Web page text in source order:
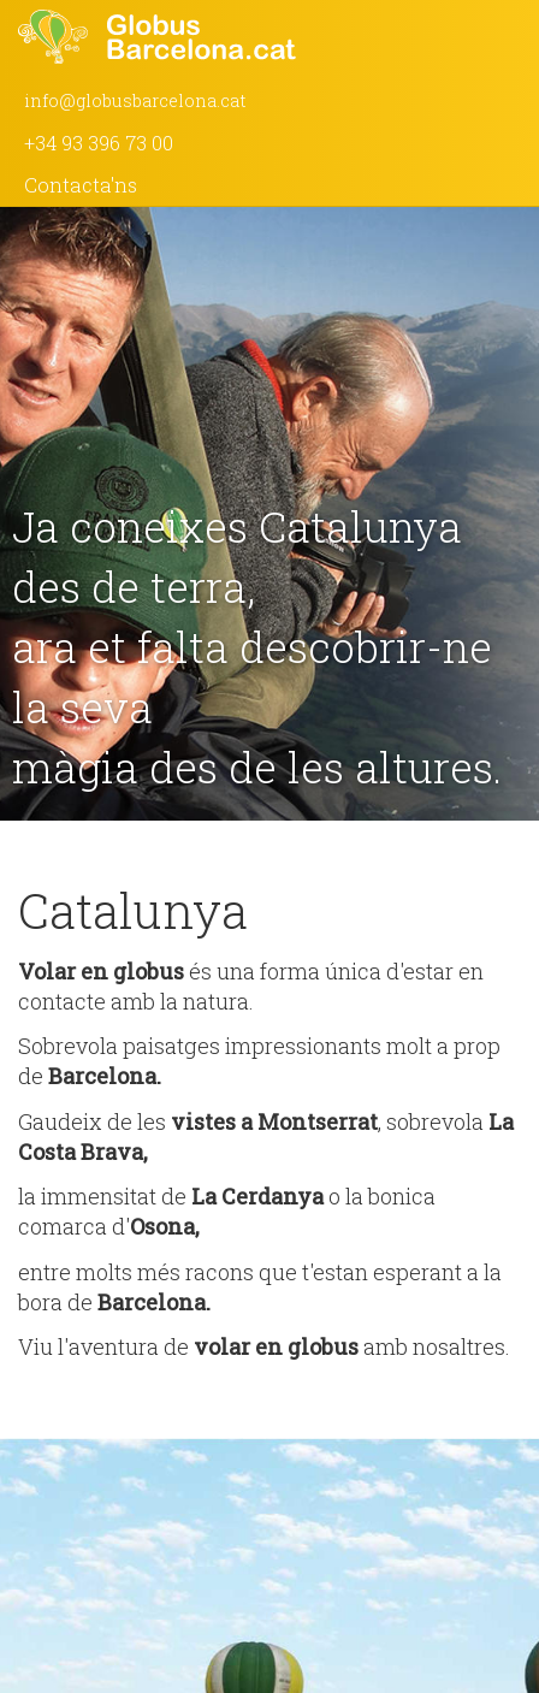
info@globusbarcelona.cat
+34 93 396 73 00
Contacta'ns
Ja coneixes Catalunya
des de terra,
ara et falta descobrir-ne
la seva
màgia des de les altures.
Catalunya
Volar en globus és una forma única d'estar en
contacte amb la natura.
Sobrevola paisatges impressionants molt a prop
de Barcelona.
Gaudeix de les vistes a Montserrat, sobrevola La
Costa Brava,
la immensitat de La Cerdanyao la bonica
comarca d'Osona,
entre molts més racons que t'estan esperant a la
bora de Barcelona.
Viu l'aventura de volar en globusamb nosaltres.